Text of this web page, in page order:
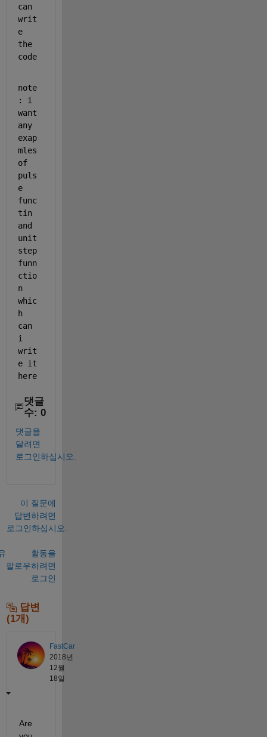
can
writ
e
the
code
note
: i
want
any
exap
mles
of
puls
e
func
tin
and
unit
step
funn
ctio
n
whic
h
can
i
writ
e it
here
댓글
수: 0
댓글을
달려면
로그인하십시오.
이 질문에
답변하려면
로그인하십시오.
활동을
팔로우하려면
로그인
답변
(1개)
FastCar
2018년
12월
18일
Are